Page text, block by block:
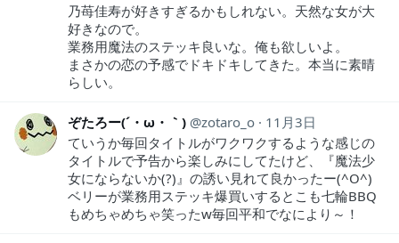
乃苺佳寿が好きすぎるかもしれない。天然な女が大
好きなので。
業務用魔法のステッキ良いな。俺も欲しいよ。
まさかの恋の予感でドキドキしてきた。本当に素晴
らしい。
ぞたろー(´・ω・｀) zotaro_o
11月3日
ていうか毎回タイトルがワクワクするような感じの
タイトルで予告から楽しみにしてたけど、『魔法少
女にならないか(?)』の誘い見れて良かったー(^O^)
ベリーが業務用ステッキ爆買いするとこも七輪BBQ
もめちゃめちゃ笑ったw毎回平和でなにより～！